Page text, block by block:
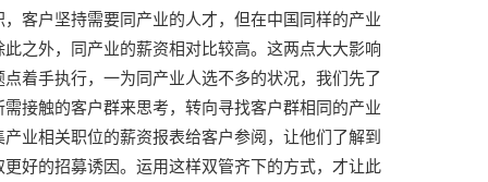
客户坚持需要同产业的人才，但在中国同样的产业
之外，同产业的薪资相对比较高。这两点大大影响
着手执行，一为同产业人选不多的状况，我们先了
接触的客户群来思考，转向寻找客户群相同的产业
业相关职位的薪资报表给客户参阅，让他们了解到
好的招募诱因。运用这样双管齐下的方式，才让此